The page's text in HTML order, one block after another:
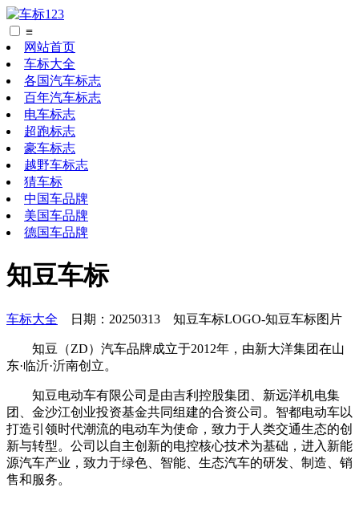
≡
网站首页
车标大全
各国汽车标志
百年汽车标志
电车标志
超跑标志
豪车标志
越野车标志
猜车标
中国车品牌
美国车品牌
德国车品牌
知豆车标
车标大全 日期：20250313 知豆车标LOGO-知豆车标图片
知豆（ZD）汽车品牌成立于2012年，由新大洋集团在山
东·临沂·沂南创立。
知豆电动车有限公司是由吉利控股集团、新远洋机电集
团、金沙江创业投资基金共同组建的合资公司。智都电动车以
打造引领时代潮流的电动车为使命，致力于人类交通生态的创
新与转型。公司以自主创新的电控核心技术为基础，进入新能
源汽车产业，致力于绿色、智能、生态汽车的研发、制造、销
售和服务。